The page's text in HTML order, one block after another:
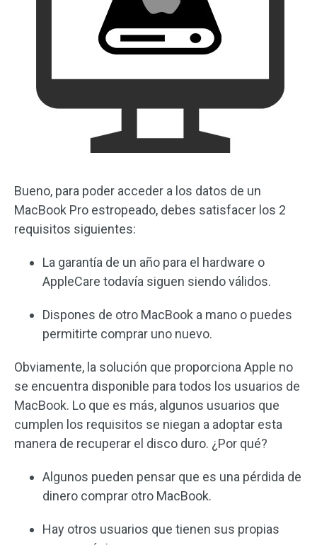
Bueno, para poder acceder a los datos de un
MacBook Pro estropeado, debes satisfacer los 2
requisitos siguientes:
La garantía de un año para el hardware o
AppleCare todavía siguen siendo válidos.
Dispones de otro MacBook a mano o puedes
permitirte comprar uno nuevo.
Obviamente, la solución que proporciona Apple no
se encuentra disponible para todos los usuarios de
MacBook. Lo que es más, algunos usuarios que
cumplen los requisitos se niegan a adoptar esta
manera de recuperar el disco duro. ¿Por qué?
Algunos pueden pensar que es una pérdida de
dinero comprar otro MacBook.
Hay otros usuarios que tienen sus propias